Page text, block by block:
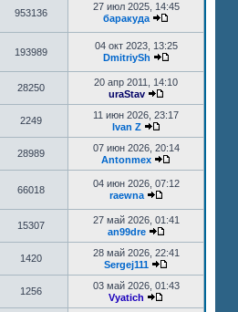
953136
27 июл 2025, 14:45
баракуда
193989
04 окт 2023, 13:25
DmitriySh
28250
20 апр 2011, 14:10
uraStav
2249
11 июн 2026, 23:17
Ivan Z
28989
07 июн 2026, 20:14
Antonmex
66018
04 июн 2026, 07:12
raewna
15307
27 май 2026, 01:41
an99dre
1420
28 май 2026, 22:41
Sergej111
1256
03 май 2026, 01:43
Vyatich